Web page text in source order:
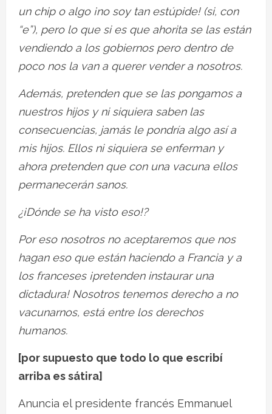
un chip o algo ¡no soy tan estúpide! (si, con
“e”), pero lo que si es que ahorita se las están
vendiendo a los gobiernos pero dentro de
poco nos la van a querer vender a nosotros.
Además, pretenden que se las pongamos a
nuestros hijos y ni siquiera saben las
consecuencias, jamás le pondría algo así a
mis hijos. Ellos ni siquiera se enferman y
ahora pretenden que con una vacuna ellos
permanecerán sanos.
¿¡Dónde se ha visto eso!?
Por eso nosotros no aceptaremos que nos
hagan eso que están haciendo a Francia y a
los franceses ¡pretenden instaurar una
dictadura! Nosotros tenemos derecho a no
vacunarnos, está entre los derechos
humanos.
[por supuesto que todo lo que escribí
arriba es sátira]
Anuncia el presidente francés Emmanuel